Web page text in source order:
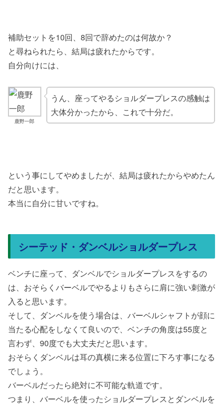
補助セットを10回、8回で辞めたのは何故か？
と尋ねられたら、結局は疲れたからです。
自分向けには、
鹿野一郎
うん、座ってやるショルダープレスの感触は
大体分かったから、これで十分だ。
という事にしてやめましたが、結局は疲れたからやめたん
だと思います。
本当に自分に甘いですね。
シーテッド・ダンベルショルダープレス
ベンチに座って、ダンベルでショルダープレスをするの
は、おそらくバーベルでやるよりもさらに肩に強い刺激が
入ると思います。
そして、ダンベルを使う場合は、バーベルシャフトが顔に
当たる心配をしなくて良いので、ベンチの角度は55度と
言わず、90度でも大丈夫だと思います。
おそらくダンベルは耳の真横に来る位置に下ろす事になる
でしょう。
バーベルだったら絶対に不可能な軌道です。
つまり、バーベルを使ったショルダープレスとダンベルを